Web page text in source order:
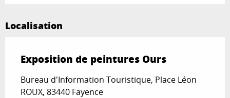
Localisation
Exposition de peintures Ours
Bureau d'Information Touristique, Place Léon
ROUX, 83440 Fayence